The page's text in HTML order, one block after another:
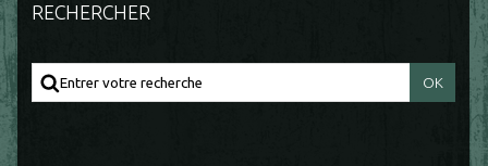
RECHERCHER